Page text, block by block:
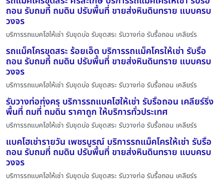
ถอน รับถมที่ ถมดิน ปรับพื้นที่ ขายส่งหินดินทราย แบบครบ
วงจร
บริการรถแบคโฮให้เช่า รับขุดบ่อ รับขุดสระ รับวางท่อ รับรื้อถอน เคลียร์ร
รถแม็คโครขุดสระ ร้อยเอ็ด บริการรถแม็คโครให้เช่า รับรื้อ
ถอน รับถมที่ ถมดิน ปรับพื้นที่ ขายส่งหินดินทราย แบบครบ
วงจร
บริการรถแบคโฮให้เช่า รับขุดบ่อ รับขุดสระ รับวางท่อ รับรื้อถอน เคลียร์ร
รับวางท่อทุ่งครุ บริการรถแบคโฮให้เช่า รับรื้อถอน เคลียร์ริ่ง
พื้นที่ ถมที่ ถมดิน ราคาถูก ให้บริการทั่วประเทศ
บริการรถแบคโฮให้เช่า รับขุดบ่อ รับขุดสระ รับวางท่อ รับรื้อถอน เคลียร์ร
แบคโฮเช่ารายวัน เพชรบูรณ์ บริการรถแม็คโครให้เช่า รับรื้อ
ถอน รับถมที่ ถมดิน ปรับพื้นที่ ขายส่งหินดินทราย แบบครบ
วงจร
บริการรถแบคโฮให้เช่า รับขุดบ่อ รับขุดสระ รับวางท่อ รับรื้อถอน เคลียร์ร